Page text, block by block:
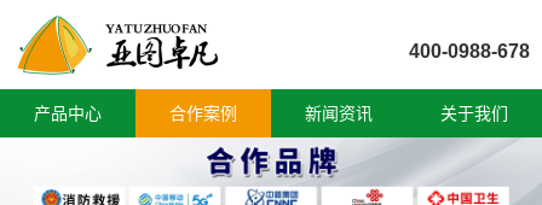
400-0988-678
产品中心 合作案例 新闻资讯 关于我们